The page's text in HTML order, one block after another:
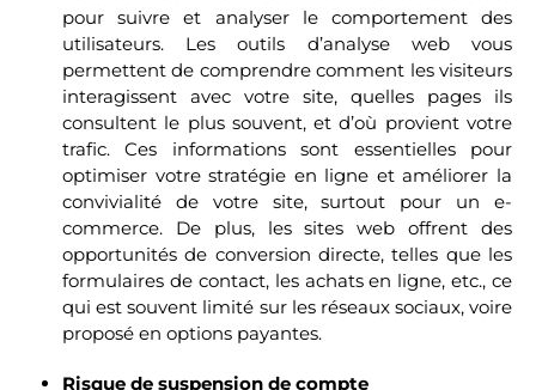
pour suivre et analyser le comportement des
utilisateurs. Les outils d’analyse web vous
permettent de comprendre comment les visiteurs
interagissent avec votre site, quelles pages ils
consultent le plus souvent, et d’où provient votre
trafic. Ces informations sont essentielles pour
optimiser votre stratégie en ligne et améliorer la
convivialité de votre site, surtout pour un e-
commerce. De plus, les sites web offrent des
opportunités de conversion directe, telles que les
formulaires de contact, les achats en ligne, etc., ce
qui est souvent limité sur les réseaux sociaux, voire
proposé en options payantes.
Risque de suspension de compte